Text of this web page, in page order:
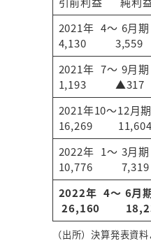
2021年 4～
4,130
2021年 7～
1,193
2021年10～
16,269
2022年 1～
10,776
2022年 4～ 6月
26,160
（出所）決算発表資